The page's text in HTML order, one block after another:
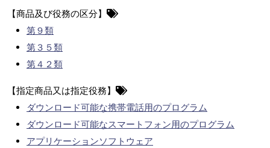
【商品及び役務の区分】
第９類
第３５類
第４２類
【指定商品又は指定役務】
ダウンロード可能な携帯電話用のプログラム
ダウンロード可能なスマートフォン用のプログラム
アプリケーションソフトウェア